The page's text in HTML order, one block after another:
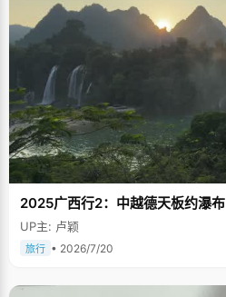
2025广西行2：中越德天板约瀑布
UP主: 卢颖
旅行 • 2026/7/20